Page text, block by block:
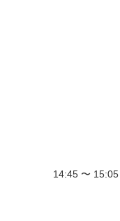
14:45 〜 15:05